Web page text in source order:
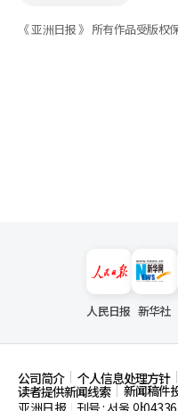
《 亚洲日报 》 所有作品受版权
人民日报 新华社
公司简介 个人信息处理方针
读者提供新闻线索
新闻稿件
亚洲日报
刊号 : 서울,아04336